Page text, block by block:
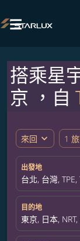

搭乘星
京 ，自
來回 expand_more 1
出發地
台北, 台灣,
目的地
東京, 日本,